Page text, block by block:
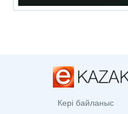
Кері байланыс